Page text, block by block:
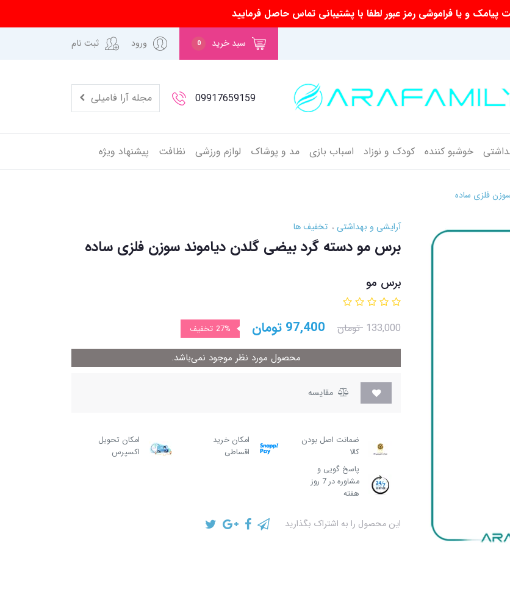
و یا فراموشی رمز عبور لطفا با پشتیبانی تماس حاصل فرمایید
سبد خرید 0 ورود ثبت نام
09917659159 مجله آرا فامیلی
خوشبو کننده کودک و نوزاد اسباب بازی مد و پوشاک لوازم ورزشی نظافت پیشنهاد ویژه
فلزی ساده
آرایشی و بهداشتی تخفیف ها
برس مو دسته گرد بیضی گلدن دیاموند سوزن فلزی ساده
برس مو
133,000 تومان 97,400 تومان 27% تخفیف
محصول مورد نظر موجود نمی‌باشد.
مقایسه
ضمانت اصل بودن
کالا
امکان خرید
اقساطی
امکان تحویل
اکسپرس
پاسخ گویی و
مشاوره در 7 روز
هفته
این محصول را به اشتراک بگذارید